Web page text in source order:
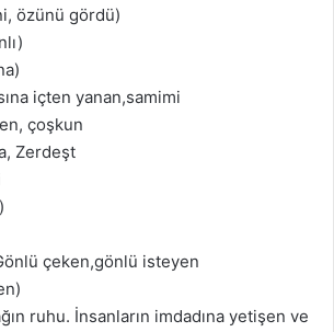
özünü gördü)
içten yanan,samimi
çoşkun
Zerdeşt
çeken,gönlü isteyen
ruhu. İnsanların imdadına yetişen ve